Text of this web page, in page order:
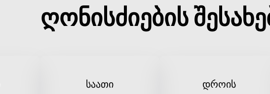
ღონისძიების
საათი
დროის